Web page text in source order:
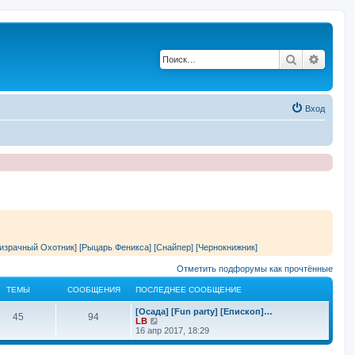
Поиск
Вход
Охотник] [Рыцарь Феникса] [Снайпер] [Чернокнижник]
Отметить подфорумы как прочтённые
ТЕМЫ СООБЩЕНИЯ ПОСЛЕДНЕЕ СООБЩЕНИЕ
45 94С
П
о
с
л
[Осада] [Fun party] [Епископ]…
LB
е
р
16 апр 2017, 18:29